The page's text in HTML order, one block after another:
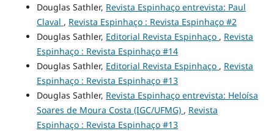
Douglas Sathler, Revista Espinhaço entrevista: Paul
Claval , Revista Espinhaço : Revista Espinhaço #2
Douglas Sathler, Editorial Revista Espinhaço , Revista
Espinhaço : Revista Espinhaço #14
Douglas Sathler, Editorial Revista Espinhaço , Revista
Espinhaço : Revista Espinhaço #13
Douglas Sathler, Revista Espinhaço entrevista: Heloísa
Soares de Moura Costa (IGC/UFMG) , Revista
Espinhaço : Revista Espinhaço #13